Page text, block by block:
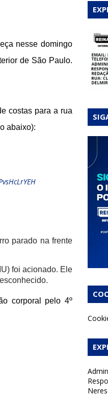
nesse domingo
de São Paulo.
costas para a rua
abaixo):
parado na frente
foi acionado. Ele
corporal pelo 4º